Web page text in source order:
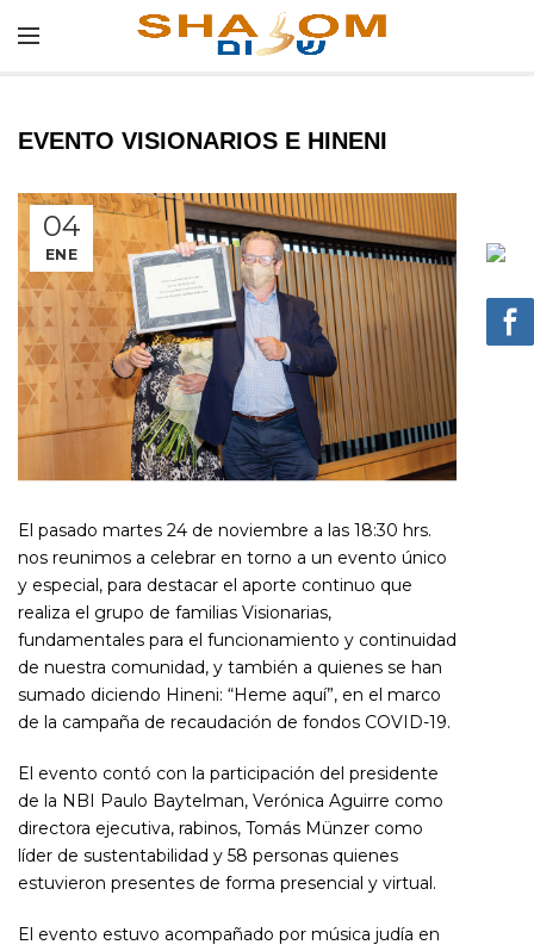
EVENTO VISIONARIOS E HINENI
04
ENE
El pasado martes 24 de noviembre a las 18:30 hrs.
nos reunimos a celebrar en torno a un evento único
y especial, para destacar el aporte continuo que
realiza el grupo de familias Visionarias,
fundamentales para el funcionamiento y continuidad
de nuestra comunidad, y también a quienes se han
sumado diciendo Hineni: “Heme aquí”, en el marco
de la campaña de recaudación de fondos COVID-19.
El evento contó con la participación del presidente
de la NBI Paulo Baytelman, Verónica Aguirre como
directora ejecutiva, rabinos, Tomás Münzer como
líder de sustentabilidad y 58 personas quienes
estuvieron presentes de forma presencial y virtual.
El evento estuvo acompañado por música judía en